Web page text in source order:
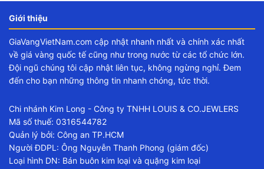
Giới thiệu
GiaVangVietNam.com cập nhật nhanh nhất và chính xác nhất
về giá vàng quốc tế cũng như trong nước từ các tổ chức lớn.
Đội ngũ chúng tôi cập nhật liên tục, không ngừng nghỉ. Đem
đến cho bạn những thông tin nhanh chóng, tức thời.
Chi nhánh Kim Long - Công ty TNHH LOUIS & CO.JEWLERS
Mã số thuế: 0316544782
Quản lý bởi: Công an TP.HCM
Người ĐDPL: Ông Nguyễn Thanh Phong (giám đốc)
Loại hình DN: Bán buôn kim loại và quặng kim loại